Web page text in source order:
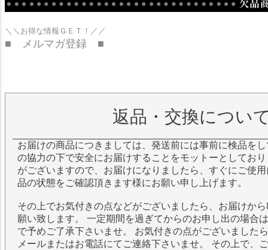
＼＼お得な情報ＧＥＴ！／／
■ メルマガ登録 ■
返品・交換につい
お届けの商品につきましては、発送前には事前に検品を
の協力の下で安全にお届けすることをモットーとしてお
がございますので、お届けになりましたら、すぐにご使
品の状態をご確認頂きます様にお願い申し上げます。
その上でお気付きの点などがございましたら、お届けか
願い致します。 一定期間を過ぎてからのお申し出の場合
で予めご了承下さいませ。 お気付きの点がございました
メールまたはお電話にてご連絡下さいませ。 その上で、